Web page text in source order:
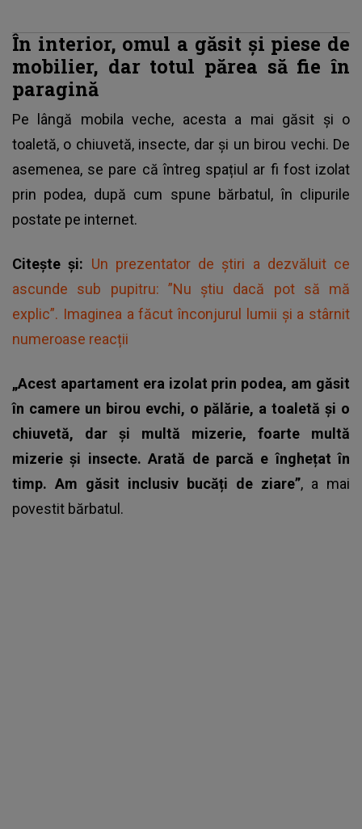
În interior, omul a găsit și piese de
mobilier, dar totul părea să fie în
paragină
Pe lângă mobila veche, acesta a mai găsit și o
toaletă, o chiuvetă, insecte, dar și un birou vechi. De
asemenea, se pare că întreg spațiul ar fi fost izolat
prin podea, după cum spune bărbatul, în clipurile
postate pe internet.
Citește și: Un prezentator de știri a dezvăluit ce
ascunde sub pupitru: ”Nu știu dacă pot să mă
explic”. Imaginea a făcut înconjurul lumii și a stârnit
numeroase reacții
„Acest apartament era izolat prin podea, am găsit
în camere un birou evchi, o pălărie, a toaletă și o
chiuvetă, dar și multă mizerie, foarte multă
mizerie și insecte. Arată de parcă e înghețat în
timp. Am găsit inclusiv bucăți de ziare”, a mai
povestit bărbatul.